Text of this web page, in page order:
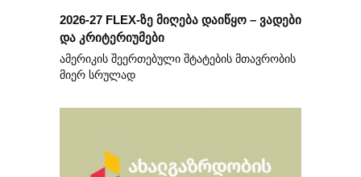
2026-27 FLEX-ზე მიღება დაიწყო – ვადები
და კრიტერიუმები
ამერიკის შეერთებული შტატების მთავრობის
მიერ სრულად